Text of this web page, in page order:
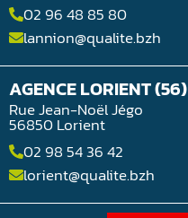
02 96 48 85 80
lannion@qualite.bzh
AGENCE LORIENT (56)
Rue Jean-Noël Jégo
56850 Lorient
02 98 54 36 42
lorient@qualite.bzh